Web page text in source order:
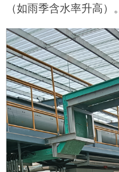
（如雨季含水率升高）。